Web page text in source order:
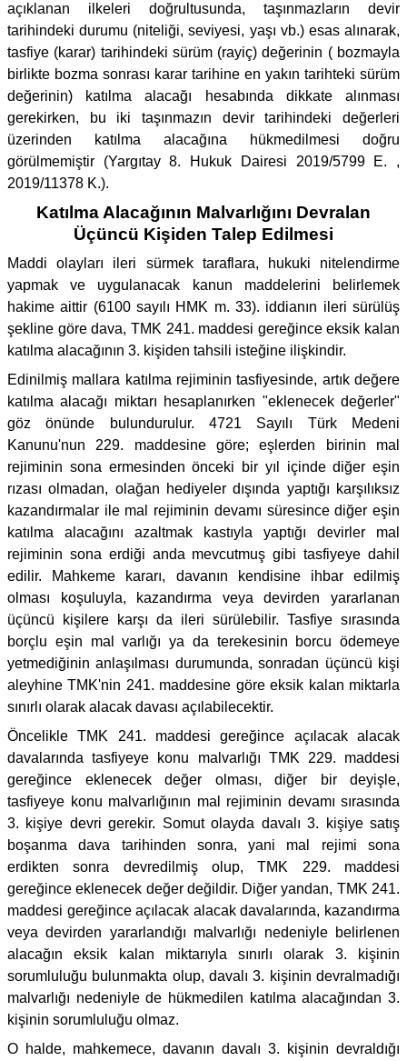
açıklanan ilkeleri doğrultusunda, taşınmazların devir
tarihindeki durumu (niteliği, seviyesi, yaşı vb.) esas alınarak,
tasfiye (karar) tarihindeki sürüm (rayiç) değerinin ( bozmayla
birlikte bozma sonrası karar tarihine en yakın tarihteki sürüm
değerinin) katılma alacağı hesabında dikkate alınması
gerekirken, bu iki taşınmazın devir tarihindeki değerleri
üzerinden katılma alacağına hükmedilmesi doğru
görülmemiştir (Yargıtay 8. Hukuk Dairesi 2019/5799 E. ,
2019/11378 K.).
Katılma Alacağının Malvarlığını Devralan
Üçüncü Kişiden Talep Edilmesi
Maddi olayları ileri sürmek taraflara, hukuki nitelendirme
yapmak ve uygulanacak kanun maddelerini belirlemek
hakime aittir (6100 sayılı HMK m. 33). iddianın ileri sürülüş
şekline göre dava, TMK 241. maddesi gereğince eksik kalan
katılma alacağının 3. kişiden tahsili isteğine ilişkindir.
Edinilmiş mallara katılma rejiminin tasfiyesinde, artık değere
katılma alacağı miktarı hesaplanırken "eklenecek değerler"
göz önünde bulundurulur. 4721 Sayılı Türk Medeni
Kanunu'nun 229. maddesine göre; eşlerden birinin mal
rejiminin sona ermesinden önceki bir yıl içinde diğer eşin
rızası olmadan, olağan hediyeler dışında yaptığı karşılıksız
kazandırmalar ile mal rejiminin devamı süresince diğer eşin
katılma alacağını azaltmak kastıyla yaptığı devirler mal
rejiminin sona erdiği anda mevcutmuş gibi tasfiyeye dahil
edilir. Mahkeme kararı, davanın kendisine ihbar edilmiş
olması koşuluyla, kazandırma veya devirden yararlanan
üçüncü kişilere karşı da ileri sürülebilir. Tasfiye sırasında
borçlu eşin mal varlığı ya da terekesinin borcu ödemeye
yetmediğinin anlaşılması durumunda, sonradan üçüncü kişi
aleyhine TMK'nin 241. maddesine göre eksik kalan miktarla
sınırlı olarak alacak davası açılabilecektir.
Öncelikle TMK 241. maddesi gereğince açılacak alacak
davalarında tasfiyeye konu malvarlığı TMK 229. maddesi
gereğince eklenecek değer olması, diğer bir deyişle,
tasfiyeye konu malvarlığının mal rejiminin devamı sırasında
3. kişiye devri gerekir. Somut olayda davalı 3. kişiye satış
boşanma dava tarihinden sonra, yani mal rejimi sona
erdikten sonra devredilmiş olup, TMK 229. maddesi
gereğince eklenecek değer değildir. Diğer yandan, TMK 241.
maddesi gereğince açılacak alacak davalarında, kazandırma
veya devirden yararlandığı malvarlığı nedeniyle belirlenen
alacağın eksik kalan miktarıyla sınırlı olarak 3. kişinin
sorumluluğu bulunmakta olup, davalı 3. kişinin devralmadığı
malvarlığı nedeniyle de hükmedilen katılma alacağından 3.
kişinin sorumluluğu olmaz.
O halde, mahkemece, davanın davalı 3. kişinin devraldığı